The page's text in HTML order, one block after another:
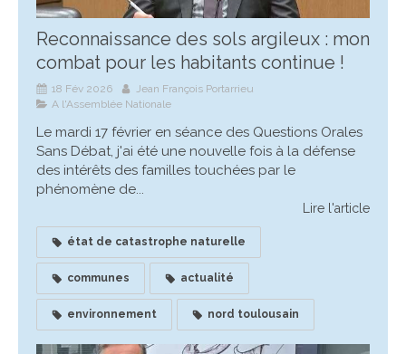
Reconnaissance des sols argileux : mon
combat pour les habitants continue !
18 Fév 2026
Jean François Portarrieu
A l'Assemblée Nationale
Le mardi 17 février en séance des Questions Orales
Sans Débat, j'ai été une nouvelle fois à la défense
des intérêts des familles touchées par le
phénomène de...
Lire l'article
état de catastrophe naturelle
communes actualité
environnement nord toulousain